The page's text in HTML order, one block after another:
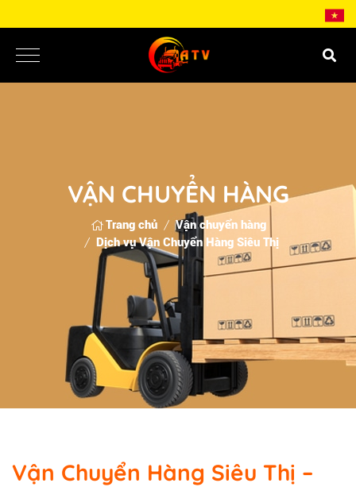
VẬN CHUYỂN HÀNG
Trang chủ
Vận chuyển hàng
Dịch vụ Vận Chuyển Hàng Siêu Thị
Vận Chuyển Hàng Siêu Thị –